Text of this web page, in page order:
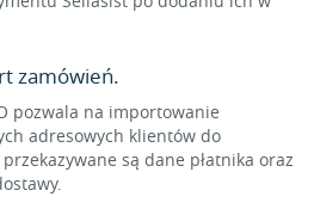
zamówień.
pozwala na importowanie
adresowych klientów do
przekazywane są dane płatnika oraz